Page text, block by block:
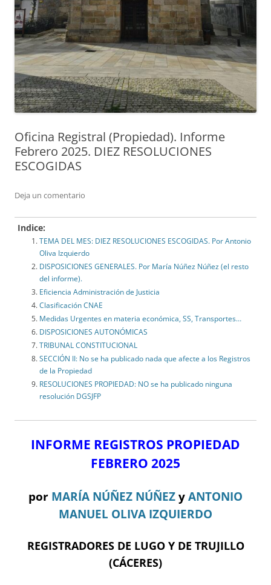
Oficina Registral (Propiedad). Informe
Febrero 2025. DIEZ RESOLUCIONES
ESCOGIDAS
Deja un comentario
Indice:
TEMA DEL MES: DIEZ RESOLUCIONES ESCOGIDAS. Por Antonio
Oliva Izquierdo
DISPOSICIONES GENERALES. Por María Núñez Núñez (el resto
del informe).
Eficiencia Administración de Justicia
Clasificación CNAE
Medidas Urgentes en materia económica, SS, Transportes…
DISPOSICIONES AUTONÓMICAS
TRIBUNAL CONSTITUCIONAL
SECCIÓN II: No se ha publicado nada que afecte a los Registros
de la Propiedad
RESOLUCIONES PROPIEDAD: NO se ha publicado ninguna
resolución DGSJFP
INFORME REGISTROS PROPIEDAD
FEBRERO 2025
por MARÍA NÚÑEZ NÚÑEZ y ANTONIO
MANUEL OLIVA IZQUIERDO
REGISTRADORES DE LUGO Y DE TRUJILLO
(CÁCERES)